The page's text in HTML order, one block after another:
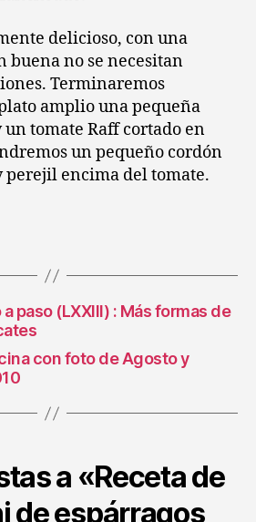
delicioso, con una
buena no se necesitan
Terminaremos
amplio una pequeña
un tomate Raff cortado en
un pequeño cordón
perejil encima del tomate.
paso (LXXIII) : Más formas de
con foto de Agosto y
a «Receta de
de espárragos